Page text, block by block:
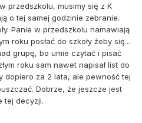
przedszkolu, musimy się z K
o tej samej godzinie zebranie.
Panie w przedszkolu namawiają
roku posłać do szkoły żeby się...
grupę, bo umie czytać i pisać
roku sam nawet napisał list do
dopiero za 2 lata, ale pewność tej
Dobrze, że jeszcze jest
tej decyzji.